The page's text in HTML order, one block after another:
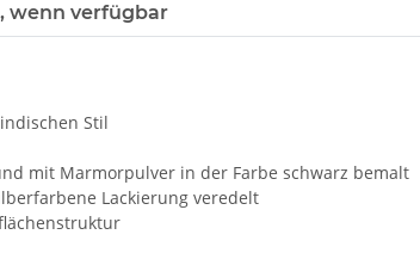
wenn verfügbar
Stil
mit Marmorpulver in der Farbe schwarz bemalt
Lackierung veredelt